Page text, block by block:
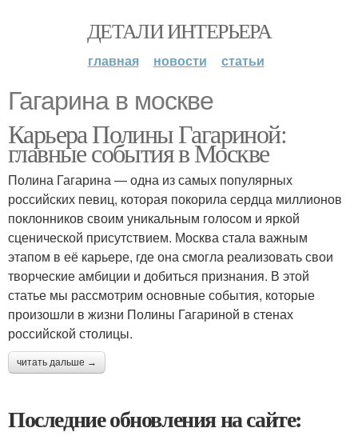
ДЕТАЛИ ИНТЕРЬЕРА
главная новости статьи
Гагарина в москве
Карьера Полины Гагариной:
главные события в Москве
Полина Гагарина — одна из самых популярных
российских певиц, которая покорила сердца миллионов
поклонников своим уникальным голосом и яркой
сценической присутствием. Москва стала важным
этапом в её карьере, где она смогла реализовать свои
творческие амбиции и добиться признания. В этой
статье мы рассмотрим основные события, которые
произошли в жизни Полины Гагариной в стенах
российской столицы.
читать дальше →
Последние обновления на сайте: